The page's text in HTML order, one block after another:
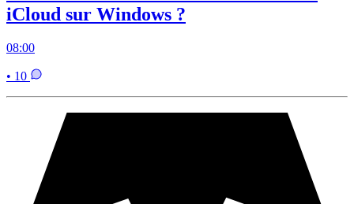
iCloud sur Windows ?
08:00
• 10